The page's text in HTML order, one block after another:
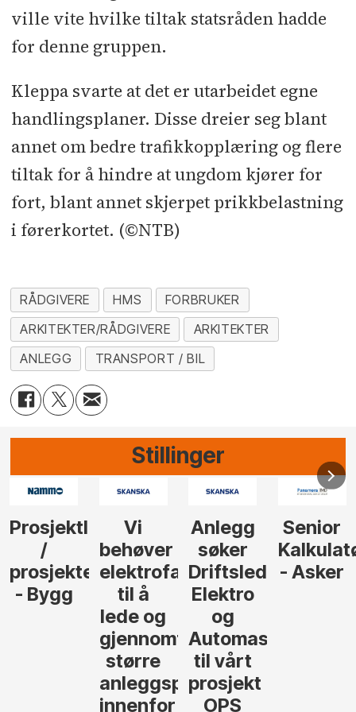
ville vite hvilke tiltak statsråden hadde
for denne gruppen.
Kleppa svarte at det er utarbeidet egne
handlingsplaner. Disse dreier seg blant
annet om bedre trafikkopplæring og flere
tiltak for å hindre at ungdom kjører for
fort, blant annet skjerpet prikkbelastning
i førerkortet. (©NTB)
RÅDGIVERE HMS
FORBRUKER
ARKITEKTER/RÅDGIVERE
ARKITEKTER
ANLEGG
TRANSPORT / BIL
Stillinger
Anlegg
søker
Driftsleder
Elektro
Automasjon
Senior
Kalkulatør
- Asker
Senior
Tilbudsleder
Anlegg
- Oslo